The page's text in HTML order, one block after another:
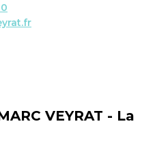
VEYRAT - La